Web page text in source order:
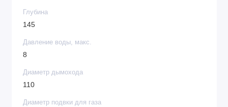
Глубина
145
Давление воды, макс.
8
Диаметр дымохода
110
Диаметр подвки для газа